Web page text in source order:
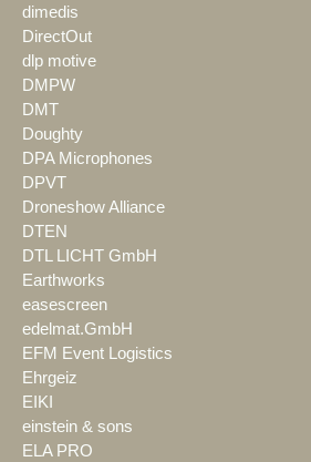
dimedis
DirectOut
dlp motive
DMPW
DMT
Doughty
DPA Microphones
DPVT
Droneshow Alliance
DTEN
DTL LICHT GmbH
Earthworks
easescreen
edelmat.GmbH
EFM Event Logistics
Ehrgeiz
EIKI
einstein & sons
ELA PRO